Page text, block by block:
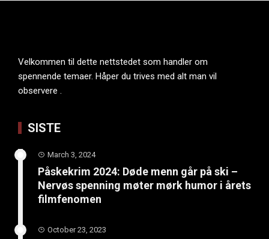
Velkommen til dette nettstedet som handler om
spennende temaer. Håper du trives med alt man vil
observere .
SISTE
March 3, 2024
Påskekrim 2024: Døde menn går på ski –
Nervøs spenning møter mørk humor i årets
filmfenomen
October 23, 2023